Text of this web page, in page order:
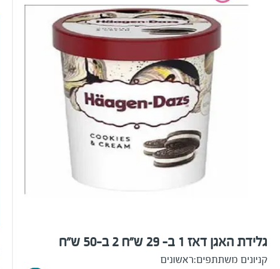
גלידת האגן דאז 1 ב- 29 ש"ח 2 ב-50 ש"ח
קניונים משתתפים:ראשונים